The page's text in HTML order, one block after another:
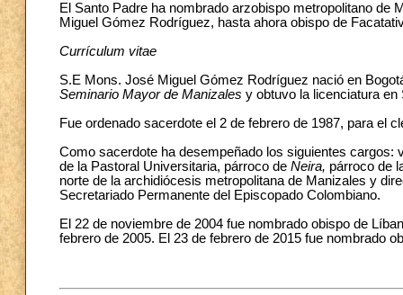
El Santo Padre ha nombrado arzobispo metropolitano
Miguel Gómez Rodríguez, hasta ahora obispo de
Currículum vitae
S.E Mons. José Miguel Gómez Rodríguez nació en
Seminario Mayor de Manizales y obtuvo la licenciatura
Fue ordenado sacerdote el 2 de febrero de 1987, para el
Como sacerdote ha desempeñado los siguientes cargos:
de la Pastoral Universitaria, párroco de Neira, párroco de
norte de la archidiócesis metropolitana de Manizales y
Secretariado Permanente del Episcopado Colombiano.
El 22 de noviembre de 2004 fue nombrado obispo de
febrero de 2005. El 23 de febrero de 2015 fue nombrado